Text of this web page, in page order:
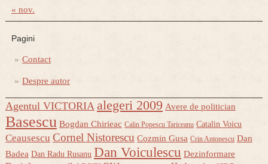
« nov.
Pagini
Contact
Despre autor
Agentul VICTORIA alegeri 2009 Avere de politician
Basescu Bogdan Chirieac Calin Popescu Tariceanu Catalin Voicu
Ceausescu Cornel Nistorescu Cozmin Gusa Crin Antonescu Dan
Badea Dan Radu Rusanu Dan Voiculescu Dezinformare